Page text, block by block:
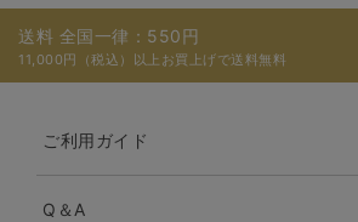
送料 全国一律：550円
11,000円（税込）以上お買上げで送料無料
ご利用ガイド
Q＆A